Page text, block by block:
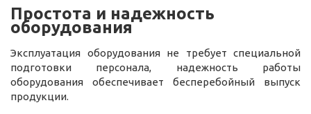
Простота и надежность
оборудования
Эксплуатация оборудования не требует специальной
подготовки персонала, надежность работы
оборудования обеспечивает бесперебойный выпуск
продукции.